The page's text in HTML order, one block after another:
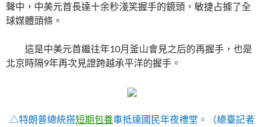
聲中，中美元首長達十余秒淺笑握手的鏡頭，敏捷占據了全
球媒體頭條。
這是中美元首繼往年10月釜山會見之后的再握手，也是
北京時隔9年再次見證跨越承平洋的握手。
△特朗普總統搭短期包養車抵達國民年夜禮堂。（總臺記者